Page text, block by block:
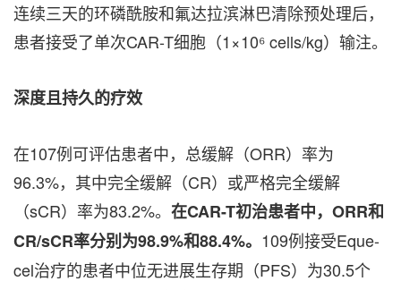
连续三天的环磷酰胺和氟达拉滨淋巴清除预处理后，
患者接受了单次CAR-T细胞（1×10⁶ cells/kg）输注。
深度且持久的疗效
在107例可评估患者中，总缓解（ORR）率为
96.3%，其中完全缓解（CR）或严格完全缓解
（sCR）率为83.2%。 在CAR-T初治患者中，ORR和
CR/sCR率分别为98.9%和88.4%。 109例接受Eque-
cel治疗的患者中位无进展生存期（PFS）为30.5个